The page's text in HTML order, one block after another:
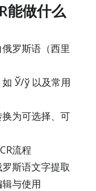
能做什么
罗斯语（西里
Ў/ў 以及常用
为可选择、可
流程
斯语文字提取
与使用